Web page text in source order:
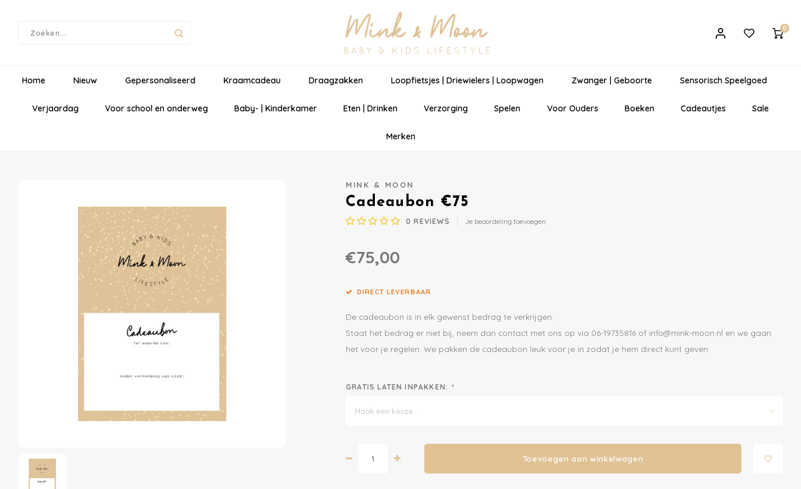
0
Home Nieuw Gepersonaliseerd Kraamcadeau Draagzakken Loopfietsjes | Driewielers | Loopwagen Zwanger | Geboorte Sensorisch Speelgoed
Verjaardag Voor school en onderweg Baby- | Kinderkamer Eten | Drinken Verzorging Spelen Voor Ouders Boeken Cadeautjes Sale
Merken
MINK & MOON
Cadeaubon €75
0 REVIEWS Je beoordeling toevoegen
€75,00
DIRECT LEVERBAAR
De cadeaubon is in elk gewenst bedrag te verkrijgen.
Staat het bedrag er niet bij, neem dan contact met ons op via 06-19735816 of info@mink-moon.nl en we gaan
het voor je regelen. We pakken de cadeaubon leuk voor je in zodat je hem direct kunt geven.
GRATIS LATEN INPAKKEN: *
Maak een keuze...
Toevoegen aan winkelwagen